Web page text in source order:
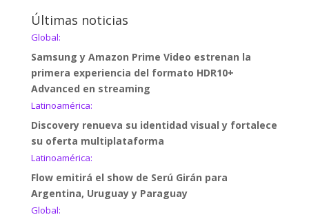
Últimas noticias
Global:
Samsung y Amazon Prime Video estrenan la
primera experiencia del formato HDR10+
Advanced en streaming
Latinoamérica:
Discovery renueva su identidad visual y fortalece
su oferta multiplataforma
Latinoamérica:
Flow emitirá el show de Serú Girán para
Argentina, Uruguay y Paraguay
Global: